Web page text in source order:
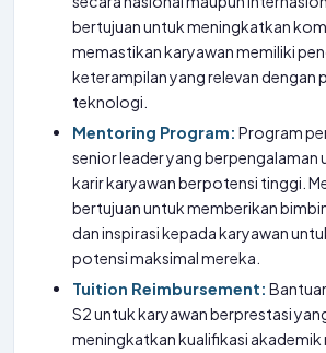
bertujuan untuk meningkatkan
memastikan karyawan memiliki
keterampilan yang relevan dengan
teknologi.
Mentoring Program: Program
senior leader yang berpengalaman
karir karyawan berpotensi tinggi.
bertujuan untuk memberikan
dan inspirasi kepada karyawan
potensi maksimal mereka.
Tuition Reimbursement:
S2 untuk karyawan berprestasi
meningkatkan kualifikasi akademik